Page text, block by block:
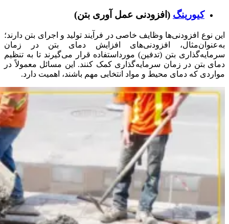
کیورینگ (افزودنی عمل آوری بتن)
این نوع افزودنی‌ها وظایف خاصی در فرآیند تولید و اجرای بتن دارند؛
به‌عنوان‌مثال، افزودنی‌های افزایش دمای بتن در زمان
سرمایه‌گذاری بتن (تدفین) مورداستفاده قرار می‌گیرند تا به تنظیم
دمای بتن در زمان سرمایه‌گذاری کمک کنند. این مسائل معمولاً در
مواردی که دمای محیط و مواد انتخابی مهم باشند، اهمیت دارد.